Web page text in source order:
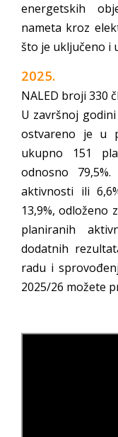
energetskih
nameta kroz
što je uključeno i
2025.
NALED broji 330
U završnoj
ostvareno je u
ukupno 151
odnosno
aktivnosti ili
13,9%, odloženo
planiranih
dodatnih
radu i
2025/26 možete